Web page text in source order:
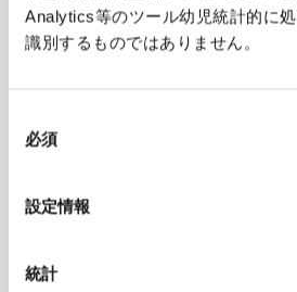
Analytics等のツール幼児統計的に
識別するものではありません。
必須
設定情報
統計
Tokyo's tourism-related